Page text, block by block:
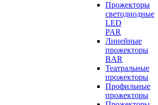
Прожекторы
светодиодные
LED
PAR
Линейные
прожекторы
BAR
Театральные
прожекторы
Профильные
прожекторы